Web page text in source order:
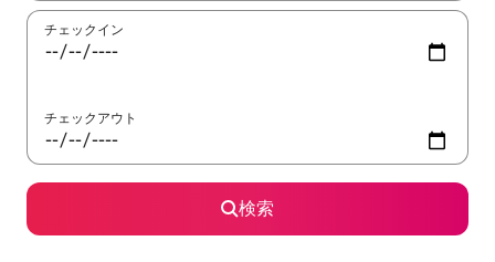
チェックイン
チェックアウト
検索